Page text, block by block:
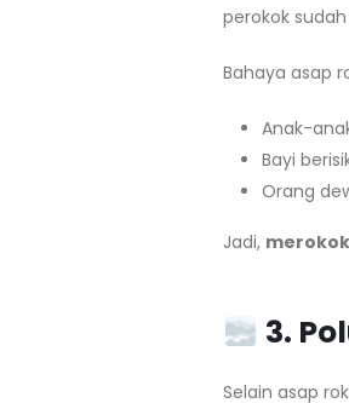
perokok
Bahaya asap
Anak-
Bayi
Orang
Jadi,
3.
Selain asap